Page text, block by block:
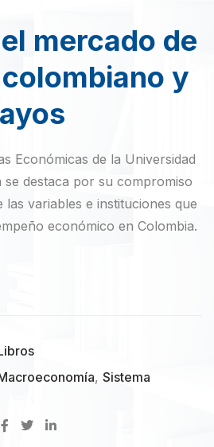
mercado de
y
Económicas de la Universidad
se destaca por su compromiso
variables e instituciones que
económico en Colombia.
, Sistema